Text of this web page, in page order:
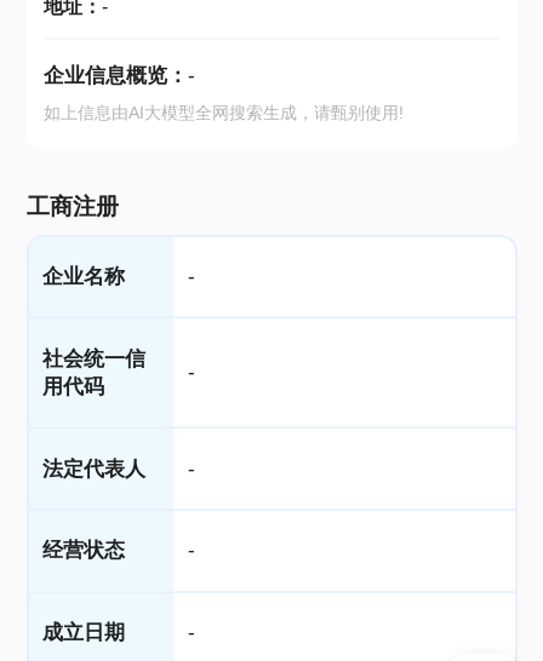
地址： -
企业信息概览： -
如上信息由AI大模型全网搜索生成，请甄别使用!
工商注册
企业名称 -
社会统一信
用代码
-
法定代表人 -
经营状态 -
成立日期 -